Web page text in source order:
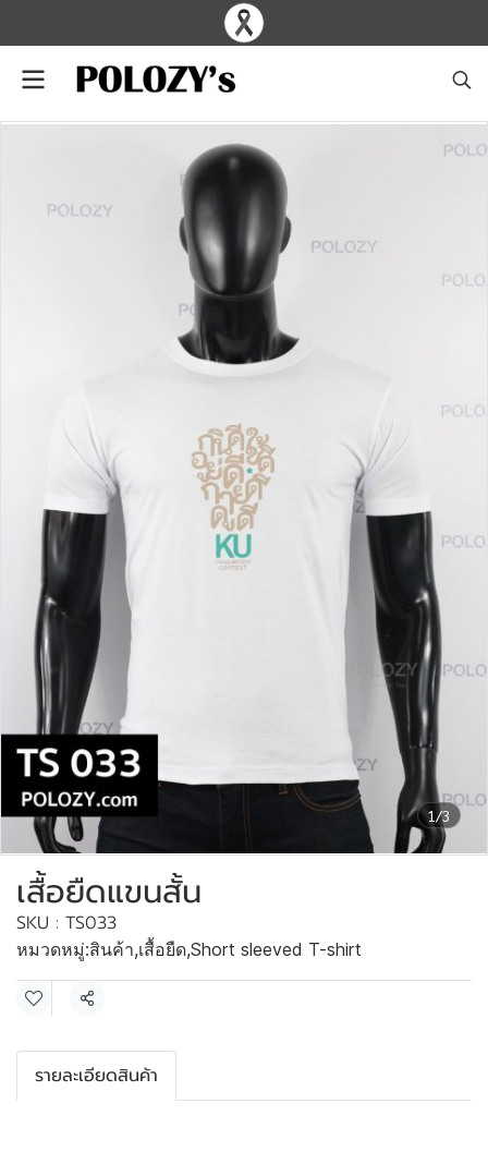
1/3
เสื้อยืดแขนสั้น
SKU : TS033
หมวดหมู่:สินค้า,เสื้อยืด,Short sleeved T-shirt
แชร์
รายละเอียดสินค้า